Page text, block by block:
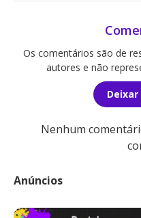
Os comentários são de
autores e não
Nenhum
Anúncios